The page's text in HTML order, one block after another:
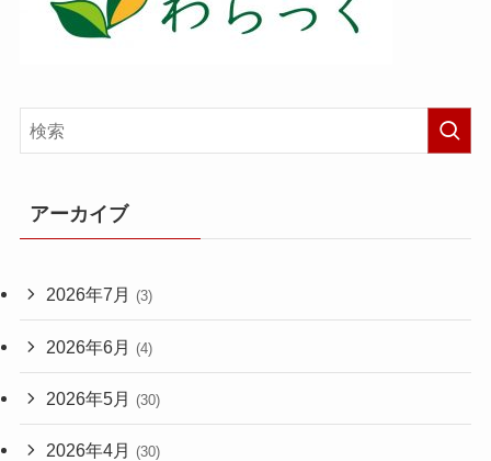
アーカイブ
2026年7月 (3)
2026年6月 (4)
2026年5月 (30)
2026年4月 (30)